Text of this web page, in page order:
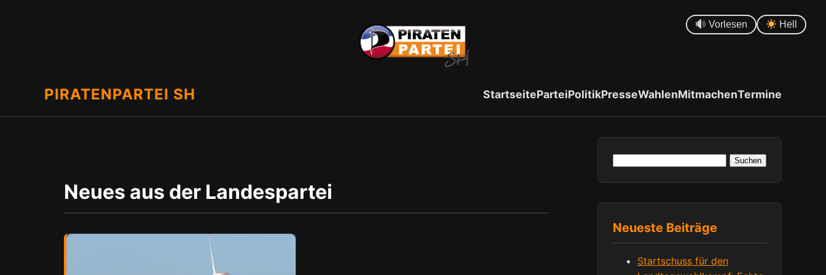
Vorlesen Hell
PIRATENPARTEI SH StartseiteParteiPolitikPresseWahlenMitmachenTermine
Neues aus der Landespartei
Neueste Beiträge
Startschuss für den